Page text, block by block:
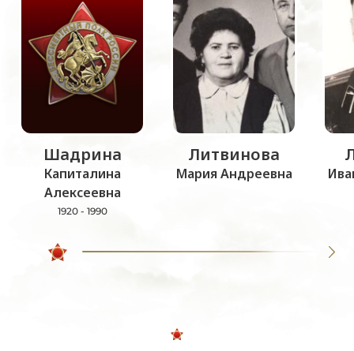
Шадрина
Капиталина
Алексеевна
1920 - 1990
Литвинова
Мария Андреевна